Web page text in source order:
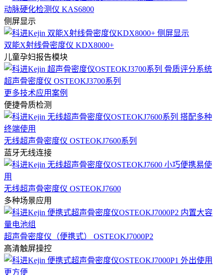
动脉硬化检测仪 KAS6800
侧屏显示
双能X射线骨密度仪 KDX8000+
儿童孕妇报告模块
超声骨密度仪 OSTEOKJ3700系列
更多技术应用案例
便捷骨质检测
无线超声骨密度仪 OSTEOKJ7600系列
蓝牙无线连接
无线超声骨密度仪 OSTEOKJ7600
多种场景应用
超声骨密度仪（便携式） OSTEOKJ7000P2
高清触屏操控